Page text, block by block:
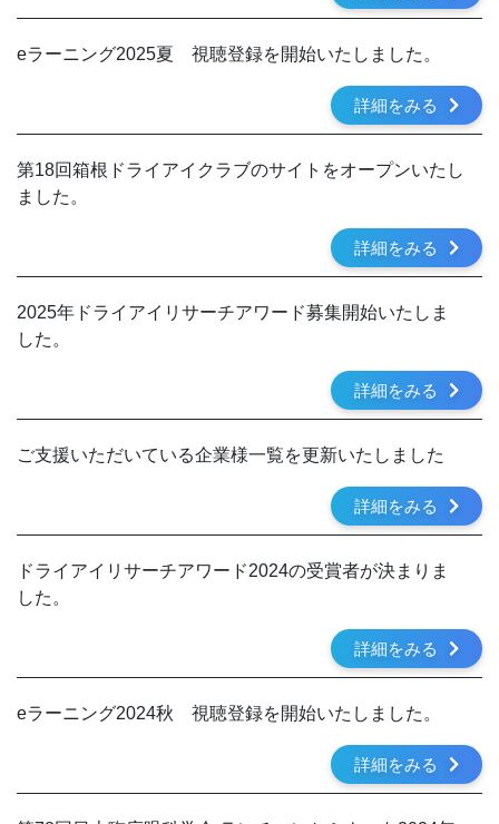
eラーニング2025夏 視聴登録を開始いたしました。
詳細をみる
第18回箱根ドライアイクラブのサイトをオープンいたし
ました。
詳細をみる
2025年ドライアイリサーチアワード募集開始いたしま
した。
詳細をみる
ご支援いただいている企業様一覧を更新いたしました
詳細をみる
ドライアイリサーチアワード2024の受賞者が決まりま
した。
詳細をみる
eラーニング2024秋 視聴登録を開始いたしました。
詳細をみる